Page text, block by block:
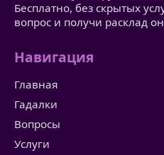
Бесплатно, без скрытых
вопрос и получи расклад
Навигация
Главная
Гадалки
Вопросы
Услуги